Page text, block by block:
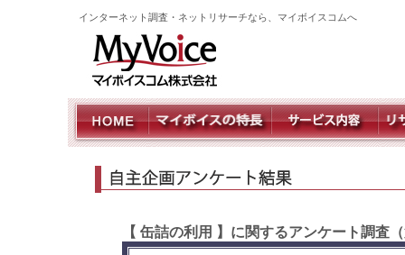
インターネット調査・ネットリサーチなら、マイボイスコムへ
【 缶詰の利用 】に関するアンケート調査